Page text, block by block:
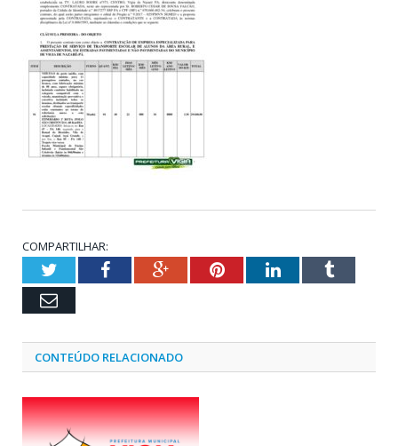
COMPARTILHAR:
TwitterFacebookGoogle+PinterestLinkedInTumblr
Email
CONTEÚDO RELACIONADO